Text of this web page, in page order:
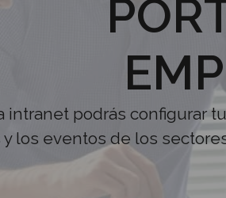
intranet podrás configurar
y los eventos de los